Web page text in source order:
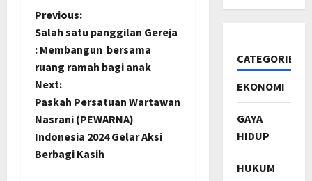
P
o
s
t
n
a
Previous:
Salah satu panggilan Gereja
: Membangun bersama
ruang ramah bagi anak
Next:
Paskah Persatuan Wartawan
Nasrani (PEWARNA)
Indonesia 2024 Gelar Aksi
Berbagi Kasih
CATEGORIES
EKONOMI
GAYA
HIDUP
HUKUM